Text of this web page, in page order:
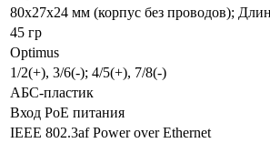
80x27x24 мм (корпус без проводов);
45 гр
Optimus
1/2(+), 3/6(-); 4/5(+), 7/8(-)
АБС-пластик
Вход PoE питания
IEEE 802.3af Power over Ethernet